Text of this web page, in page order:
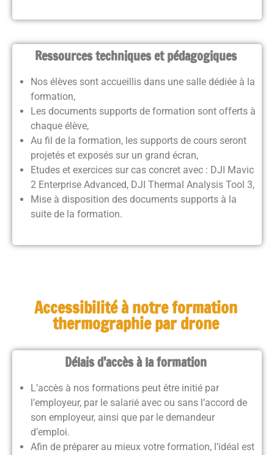
Ressources techniques et pédagogiques
Nos élèves sont accueillis dans une salle dédiée à la
formation,
Les documents supports de formation sont offerts à
chaque élève,
Au fil de la formation, les supports de cours seront
projetés et exposés sur un grand écran,
Etudes et exercices sur cas concret avec : DJI Mavic
2 Enterprise Advanced, DJI Thermal Analysis Tool 3,
Mise à disposition des documents supports à la
suite de la formation.
Accessibilité à notre formation
thermographie par drone
Délais d'accès à la formation
L’accès à nos formations peut être initié par
l’employeur, par le salarié avec ou sans l’accord de
son employeur, ainsi que par le demandeur
d’emploi.
Afin de préparer au mieux votre formation, l’idéal est